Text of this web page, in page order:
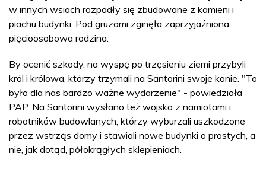
w innych wsiach rozpadły się zbudowane z kamieni i
piachu budynki. Pod gruzami zginęła zaprzyjaźniona
pięcioosobowa rodzina.
By ocenić szkody, na wyspę po trzęsieniu ziemi przybyli
król i królowa, którzy trzymali na Santorini swoje konie. "To
było dla nas bardzo ważne wydarzenie" - powiedziała
PAP. Na Santorini wysłano też wojsko z namiotami i
robotników budowlanych, którzy wyburzali uszkodzone
przez wstrząs domy i stawiali nowe budynki o prostych, a
nie, jak dotąd, półokrągłych sklepieniach.